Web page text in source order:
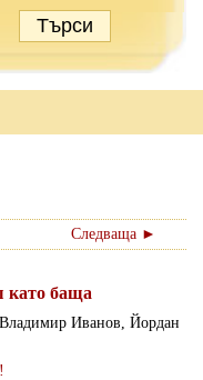
Следваща ►
като баща
Иванов, Йордан